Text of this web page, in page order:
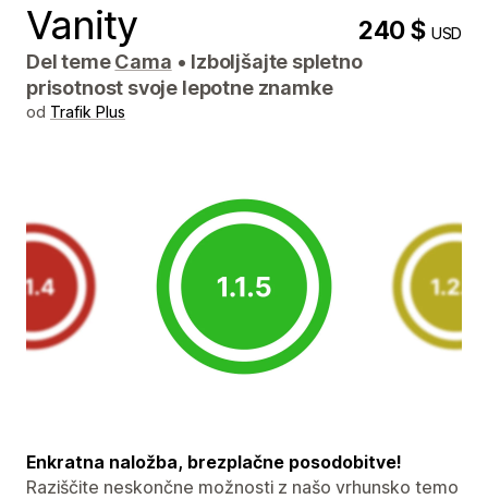
Vanity 240 $USD
Del temeCama • Izboljšajte spletno
prisotnost svoje lepotne znamke
od Trafik Plus
Enkratna naložba, brezplačne posodobitve!
Raziščite neskončne možnosti z našo vrhunsko temo